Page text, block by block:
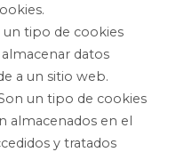
un tipo de cookies
datos
a un sitio web.
un tipo de cookies
almacenados en el
y tratados